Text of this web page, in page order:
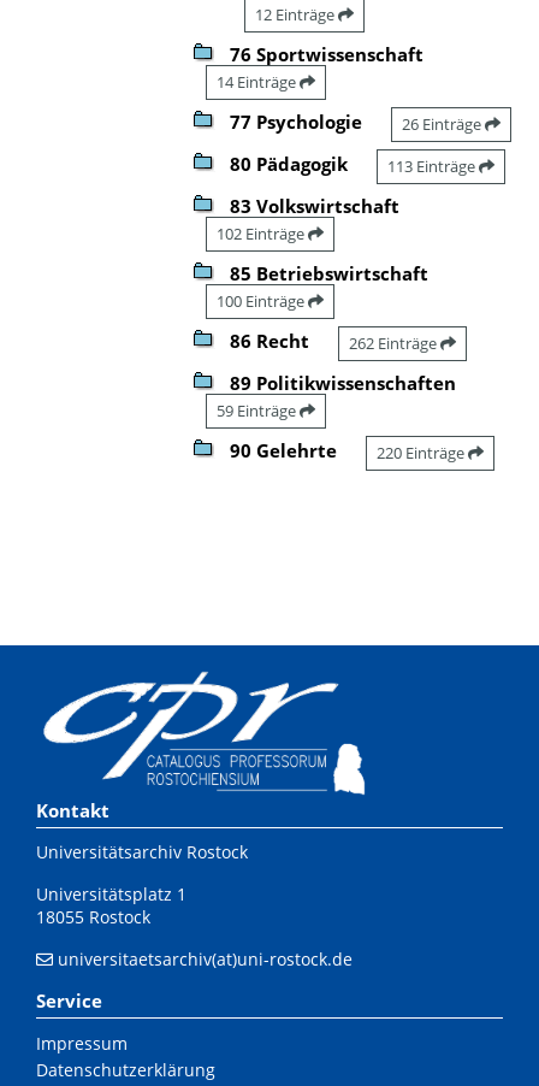
12 Einträge
76 Sportwissenschaft
14 Einträge
77 Psychologie 26 Einträge
80 Pädagogik 113 Einträge
83 Volkswirtschaft
102 Einträge
85 Betriebswirtschaft
100 Einträge
86 Recht 262 Einträge
89 Politikwissenschaften
59 Einträge
90 Gelehrte 220 Einträge
Kontakt
Universitätsarchiv Rostock
Universitätsplatz 1
18055 Rostock
universitaetsarchiv(at)uni-rostock.de
Service
Impressum
Datenschutzerklärung